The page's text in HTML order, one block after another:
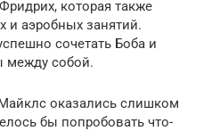
которая также
и аэробных занятий.
сочетать Боба и
между собой.
оказались слишком
бы попробовать что-